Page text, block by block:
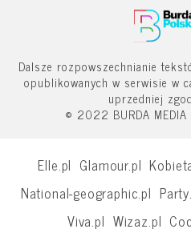
Dalsze rozpowszechnianie
opublikowanych w serwisie w
uprzedniej
© 2022 BURDA MEDIA
Elle.pl Glamour.pl
National-geographic.pl
Viva.pl Wizaz.pl